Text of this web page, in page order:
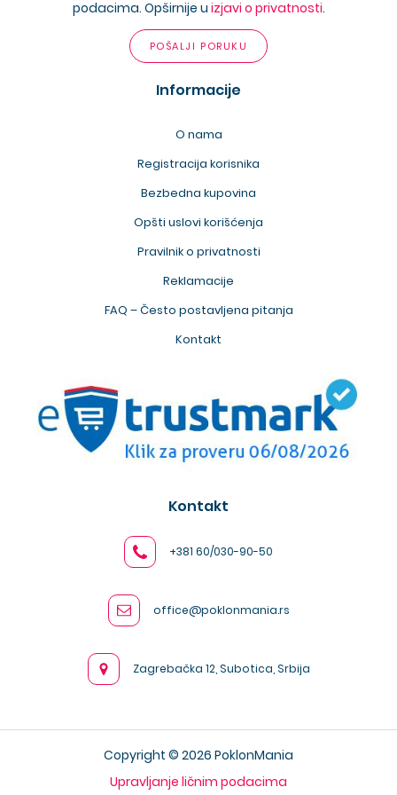
podacima. Opširnije u izjavi o privatnosti.
POŠALJI PORUKU
Informacije
O nama
Registracija korisnika
Bezbedna kupovina
Opšti uslovi korišćenja
Pravilnik o privatnosti
Reklamacije
FAQ – Često postavljena pitanja
Kontakt
Kontakt
+381 60/030-90-50
office@poklonmania.rs
Zagrebačka 12, Subotica, Srbija
Copyright © 2026 PoklonMania
Upravljanje ličnim podacima